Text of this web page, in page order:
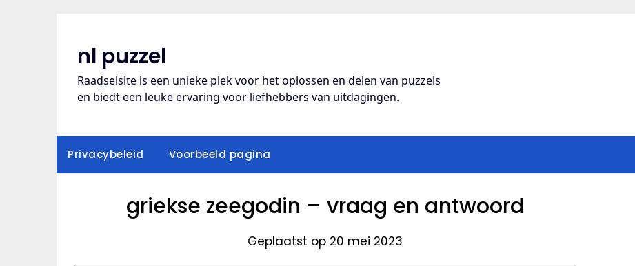
nl puzzel
Raadselsite is een unieke plek voor het oplossen en delen van puzzels
en biedt een leuke ervaring voor liefhebbers van uitdagingen.
Privacybeleid Voorbeeld pagina
griekse zeegodin – vraag en antwoord
Geplaatst op 20 mei 2023